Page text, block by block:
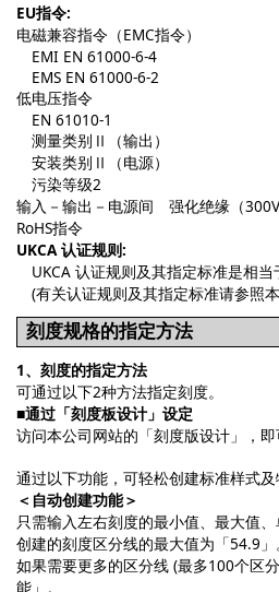
EU指令:
电磁兼容指令（EMC指令）
EMI EN 61000-6-4
EMS EN 61000-6-2
低电压指令
EN 61010-1
测量类别Ⅱ（输出）
安装类别Ⅱ（电源）
污染等级2
输入－输出－电源间 强化绝缘（300V
RoHS指令
UKCA 认证规则:
UKCA 认证规则及其指定标准是相当
(有关认证规则及其指定标准请参照
刻度规格的指定方法
1、刻度的指定方法
可通过以下2种方法指定刻度。
■通过「刻度板设计」设定
访问本公司网站的「刻度版设计」，即
通过以下功能，可轻松创建标准样式及
＜自动创建功能＞
只需输入左右刻度的最小值、最大值、
创建的刻度区分线的最大值为「54.9」
如果需要更多的区分线 (最多100个区
能」。